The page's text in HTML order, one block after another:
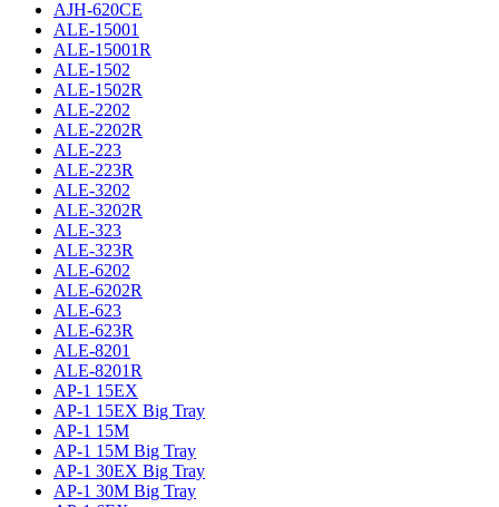
AJH-620CE
ALE-15001
ALE-15001R
ALE-1502
ALE-1502R
ALE-2202
ALE-2202R
ALE-223
ALE-223R
ALE-3202
ALE-3202R
ALE-323
ALE-323R
ALE-6202
ALE-6202R
ALE-623
ALE-623R
ALE-8201
ALE-8201R
AP-1 15EX
AP-1 15EX Big Tray
AP-1 15M
AP-1 15M Big Tray
AP-1 30EX Big Tray
AP-1 30M Big Tray